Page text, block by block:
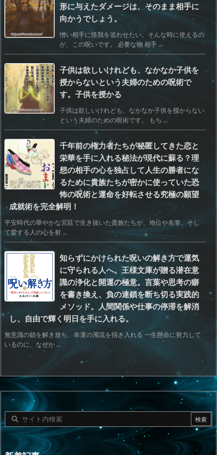
形に与えたダメージは、そのまま相手に
向かうでしょう。
憎い相手に怪我を追わせたい。そんな時に使えるの
が、この呪いです。 必要な物 相手 ...
子供は欲しいけれども、なかなか子供を
授からないという夫婦のための呪術で
す。子供を授かる
子供は欲しいけれども、なかなか子供を授からない
という夫婦のための呪術です。 もち ...
千年前の権力者たちが秘匿してきた恋と
栄華を手に入れる秘法が現代に蘇る？理
想の相手の心を独占して人生の勝者にな
るために貴族たちが密かに使っていた恐
怖の呪術と運命を好転させる究極の願望
成就術を完全解明！
平安時代の華やかな宮廷で生き抜いた貴族たちが、地位や名誉、そし
て愛する人の心を射 ...
知らずにかけられた呪いの解き方で運気
に守られる人へ。王様文庫が贈る潜在意
識の浄化と開運の極意。言葉や思考の癖
を書き換え、負の連鎖を断ち切る実践的
メソッド。人間関係や仕事の停滞を解消
し、自由で輝く明日を手に入れる。
無意識の鎖を解き放ち、幸運の濁流を招き入れる 一生懸命に努力して
いるのに、なぜか ...